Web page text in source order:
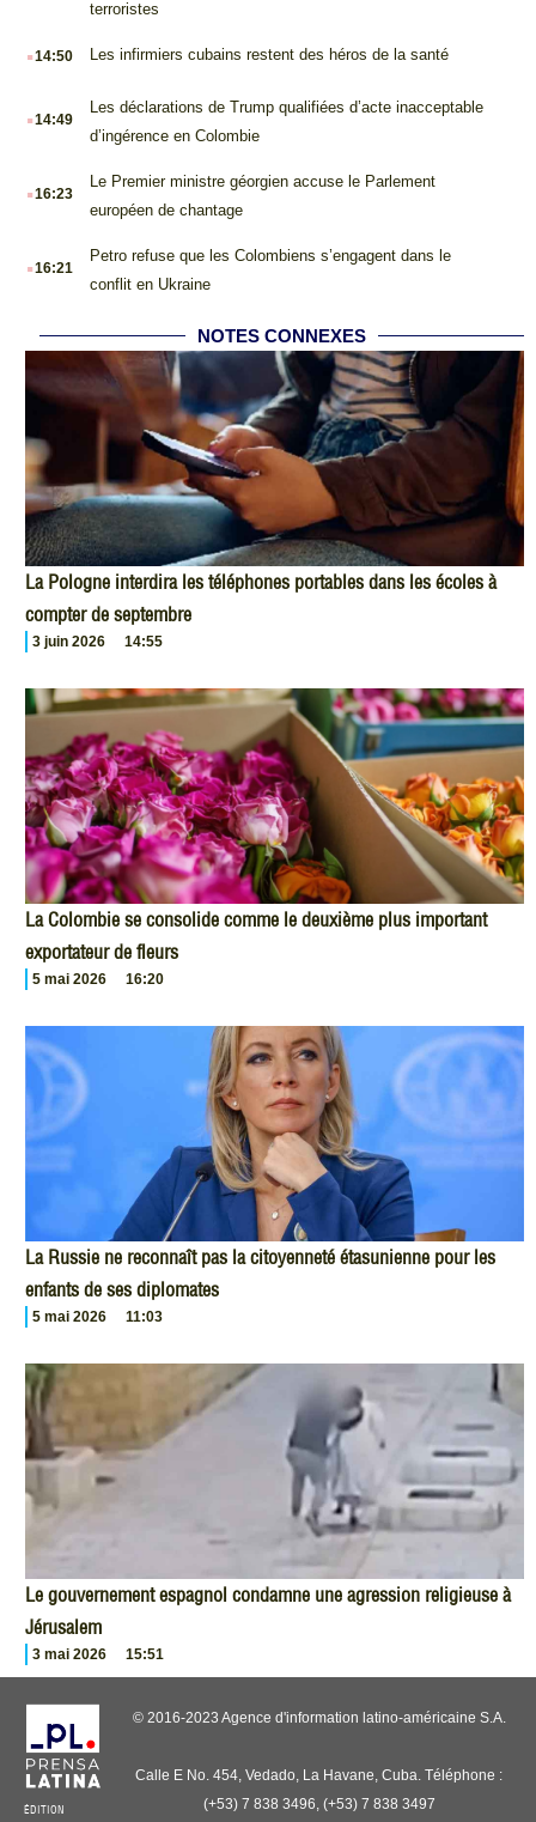
terroristes
.14:50 Les infirmiers cubains restent des héros de la santé
.14:49
Les déclarations de Trump qualifiées d’acte inacceptable
d’ingérence en Colombie
.16:23
Le Premier ministre géorgien accuse le Parlement
européen de chantage
.16:21
Petro refuse que les Colombiens s’engagent dans le
conflit en Ukraine
NOTES CONNEXES
La Pologne interdira les téléphones portables dans les écoles à
compter de septembre
3 juin 2026 14:55
La Colombie se consolide comme le deuxième plus important
exportateur de fleurs
5 mai 2026 16:20
La Russie ne reconnaît pas la citoyenneté étasunienne pour les
enfants de ses diplomates
5 mai 2026 11:03
Le gouvernement espagnol condamne une agression religieuse à
Jérusalem
3 mai 2026 15:51
ÉDITION
© 2016-2023 Agence d'information latino-américaine S.A.
Calle E No. 454, Vedado, La Havane, Cuba. Téléphone :
(+53) 7 838 3496, (+53) 7 838 3497